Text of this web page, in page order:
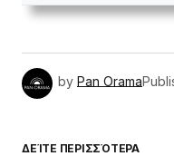
by Pan Orama
ΔΕΊΤΕ ΠΕΡΙΣΣΌΤΕΡΑ